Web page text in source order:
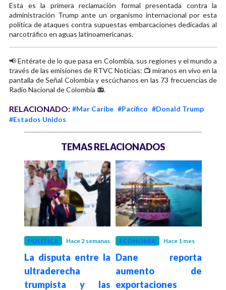
Esta es la primera reclamación formal presentada contra la
administración Trump ante un organismo internacional por esta
política de ataques contra supuestas embarcaciones dedicadas al
narcotráfico en aguas latinoamericanas.
📢 Entérate de lo que pasa en Colombia, sus regiones y el mundo a
través de las emisiones de RTVC Noticias: 📺 míranos en vivo en la
pantalla de Señal Colombia y escúchanos en las 73 frecuencias de
Radio Nacional de Colombia 📻.
RELACIONADO: #Mar Caribe #Pacífico #Donald Trump
#Estados Unidos
TEMAS RELACIONADOS
POLÍTICA Hace 2 semanas
La disputa entre la
ultraderecha
trumpista y las
ECONOMÍA Hace 1 mes
Dane reporta
aumento de
exportaciones